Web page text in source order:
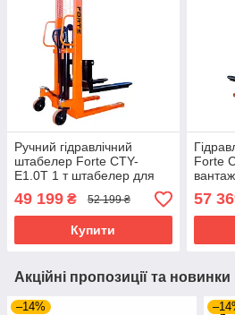
Ручний гідравлічний
штабелер Forte CTY-
E1.0T 1 т штабелер для
складу,
вантажопідйомність 1000
кг
49 199 ₴ 52 199 ₴
Купити
Forte
складу
57
Акційні пропозиції та новинки
–14%